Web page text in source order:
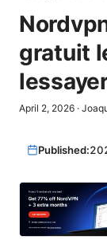
gratuit
April 2, 2026 ·
Published: